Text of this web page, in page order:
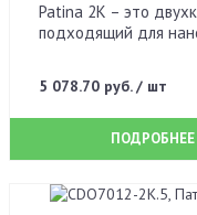
Patina 2K – это
подходящий для
5 078.70 руб. / шт
ПОДРОБНЕЕ